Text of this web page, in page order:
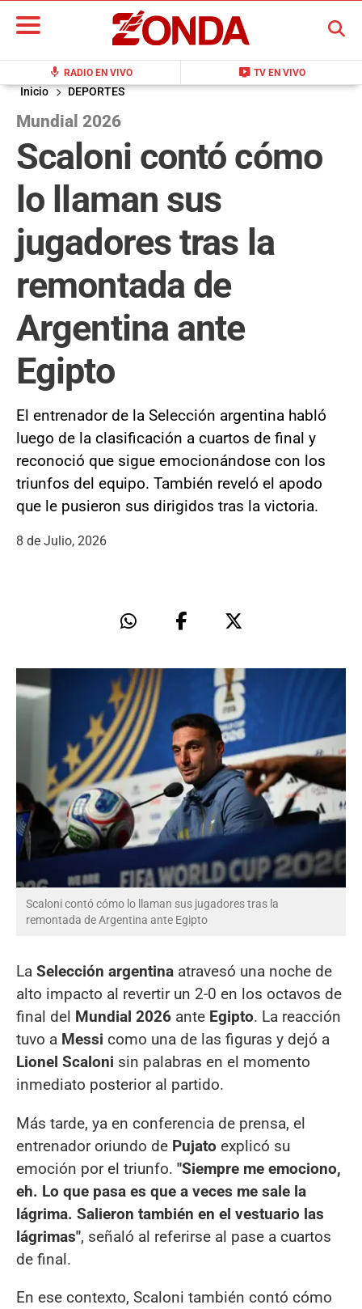
mic RADIO EN VIVO live_tv TV EN VIVO
BUSCAR
Inicio DEPORTES
Mundial 2026
Scaloni contó cómo
lo llaman sus
jugadores tras la
remontada de
Argentina ante
Egipto
El entrenador de la Selección argentina habló
luego de la clasificación a cuartos de final y
reconoció que sigue emocionándose con los
triunfos del equipo. También reveló el apodo
que le pusieron sus dirigidos tras la victoria.
8 de Julio, 2026
Scaloni contó cómo lo llaman sus jugadores tras la
remontada de Argentina ante Egipto
La Selección argentina atravesó una noche de
alto impacto al revertir un 2-0 en los octavos de
final del Mundial 2026 ante Egipto. La reacción
tuvo a Messi como una de las figuras y dejó a
Lionel Scaloni sin palabras en el momento
inmediato posterior al partido.
Más tarde, ya en conferencia de prensa, el
entrenador oriundo de Pujato explicó su
emoción por el triunfo. "Siempre me emociono,
eh. Lo que pasa es que a veces me sale la
lágrima. Salieron también en el vestuario las
lágrimas", señaló al referirse al pase a cuartos
de final.
En ese contexto, Scaloni también contó cómo